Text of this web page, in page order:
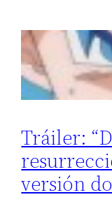
Tráiler:
versión